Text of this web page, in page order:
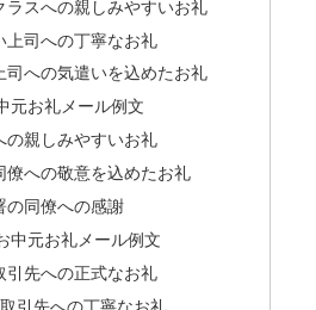
ラスへの親しみやすいお礼
上司への丁寧なお礼
司への気遣いを込めたお礼
元お礼メール例文
の親しみやすいお礼
僚への敬意を込めたお礼
の同僚への感謝
中元お礼メール例文
引先への正式なお礼
引先への丁寧なお礼